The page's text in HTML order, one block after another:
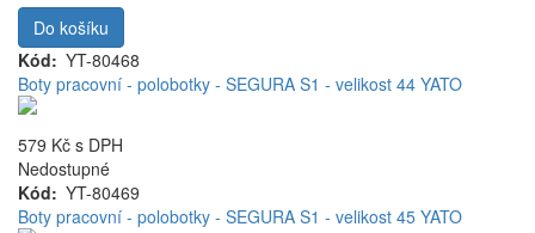
Do košíku
Kód
YT-80468
Boty pracovní - polobotky - SEGURA S1 - velikost 44 YATO
579 Kč s DPH
Nedostupné
Kód
YT-80469
Boty pracovní - polobotky - SEGURA S1 - velikost 45 YATO